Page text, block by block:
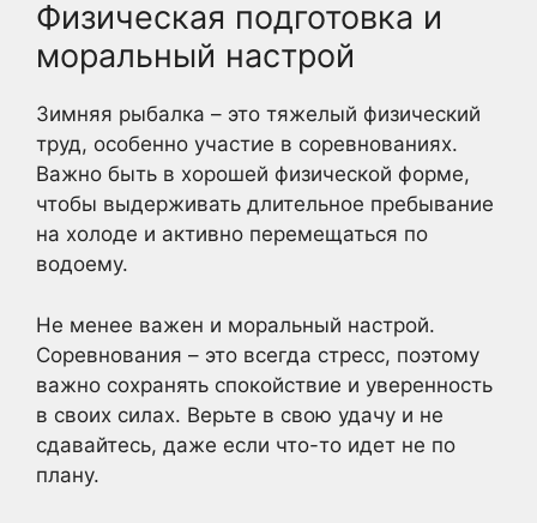
Физическая подготовка и
моральный настрой
Зимняя рыбалка – это тяжелый физический
труд, особенно участие в соревнованиях.
Важно быть в хорошей физической форме,
чтобы выдерживать длительное пребывание
на холоде и активно перемещаться по
водоему.
Не менее важен и моральный настрой.
Соревнования – это всегда стресс, поэтому
важно сохранять спокойствие и уверенность
в своих силах. Верьте в свою удачу и не
сдавайтесь, даже если что-то идет не по
плану.